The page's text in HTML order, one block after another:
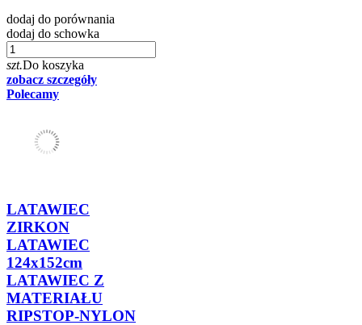
dodaj do porównania
dodaj do schowka
szt.Do koszyka
zobacz szczegóły
Polecamy
LATAWIEC
ZIRKON
LATAWIEC
124x152cm
LATAWIEC Z
MATERIAŁU
RIPSTOP-NYLON